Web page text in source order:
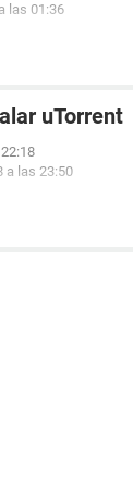
las 01:36
uTorrent
a las 23:50